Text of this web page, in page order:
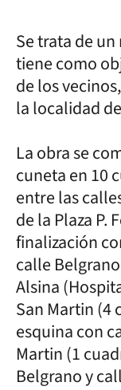
Se trata de
tiene como
de los
la localidad
La obra se
cuneta en 10
entre las
de la Plaza P.
finalización
calle
Alsina
San Martin (4
esquina con
Martin (1
Belgrano y